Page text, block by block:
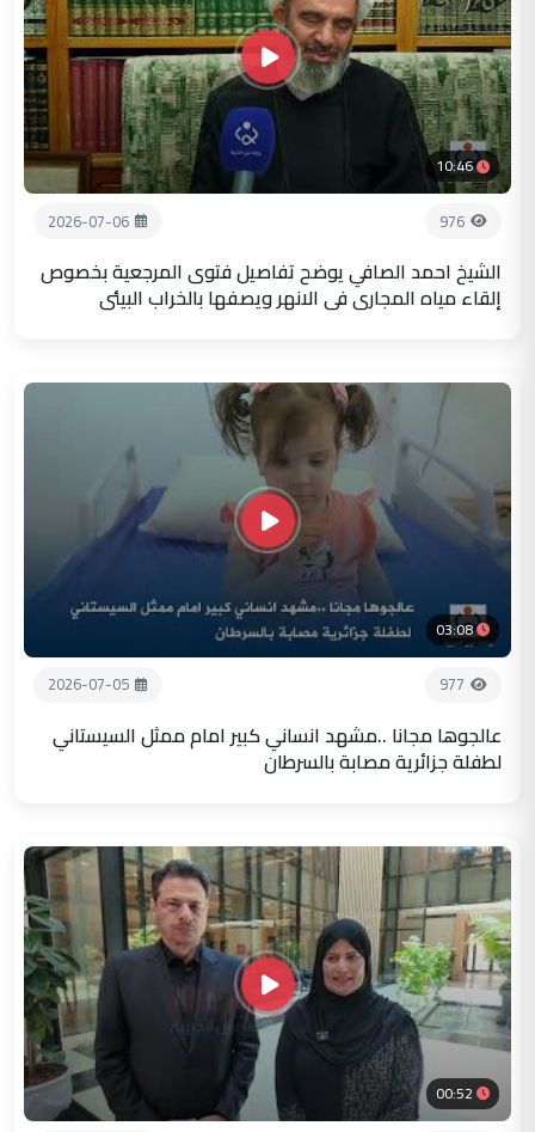
10:46
976
2026-07-06
الشيخ احمد الصافي يوضح تفاصيل فتوى المرجعية بخصوص
إلقاء مياه المجاري في الانهر ويصفها بالخراب البيئي
03:08
977
2026-07-05
عالجوها مجانا ..مشهد انساني كبير امام ممثل السيستاني
لطفلة جزائرية مصابة بالسرطان
00:52